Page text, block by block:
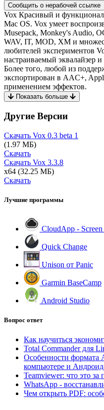
Сообщить о нерабочей ссылке
Vox Красивый и
Mac OS. Vox умеет
Musepack, Monkey's Audio,
WAV, IT, MOD, XM и
любителей экспериментов
настраиваемый эквалайзер
Более того, любой из
экспортирован в AAC+,
применением эффектов.
Показать больше
Другие Версии
Скачать Vox 0.3 beta 1
(1.97 МБ)
Скачать
Скачать Vox 3.3.8
x64 (32.25 МБ)
Скачать
Лучшие программы
CloudApp - Screen
Quick Change
Unison от Panic
Garmin BaseCamp
Android Studio
Вопрос ответ
Как научиться
Total Commander для
Особенности формата
компьютере и
Teamviewer: что это за
WhatsApp -
Чем открыть PDF: